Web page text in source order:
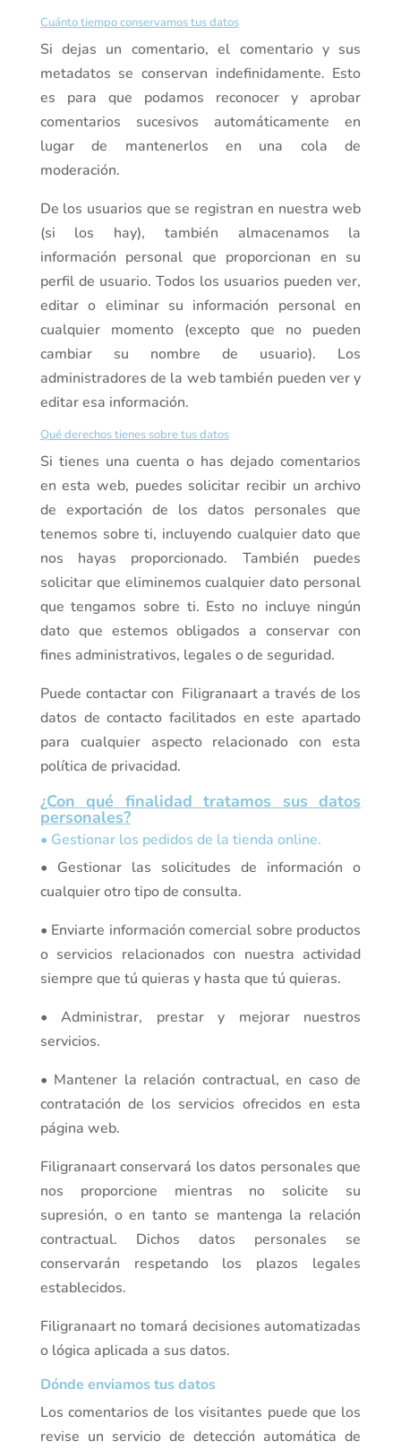
Cuánto tiempo conservamos tus datos
Si dejas un comentario, el comentario y sus
metadatos se conservan indefinidamente. Esto
es para que podamos reconocer y aprobar
comentarios sucesivos automáticamente en
lugar de mantenerlos en una cola de
moderación.
De los usuarios que se registran en nuestra web
(si los hay), también almacenamos la
información personal que proporcionan en su
perfil de usuario. Todos los usuarios pueden ver,
editar o eliminar su información personal en
cualquier momento (excepto que no pueden
cambiar su nombre de usuario). Los
administradores de la web también pueden ver y
editar esa información.
Qué derechos tienes sobre tus datos
Si tienes una cuenta o has dejado comentarios
en esta web, puedes solicitar recibir un archivo
de exportación de los datos personales que
tenemos sobre ti, incluyendo cualquier dato que
nos hayas proporcionado. También puedes
solicitar que eliminemos cualquier dato personal
que tengamos sobre ti. Esto no incluye ningún
dato que estemos obligados a conservar con
fines administrativos, legales o de seguridad.
Puede contactar con Filigranaart a través de los
datos de contacto facilitados en este apartado
para cualquier aspecto relacionado con esta
política de privacidad.
¿Con qué finalidad tratamos sus datos
personales?
• Gestionar los pedidos de la tienda online.
• Gestionar las solicitudes de información o
cualquier otro tipo de consulta.
• Enviarte información comercial sobre productos
o servicios relacionados con nuestra actividad
siempre que tú quieras y hasta que tú quieras.
• Administrar, prestar y mejorar nuestros
servicios.
• Mantener la relación contractual, en caso de
contratación de los servicios ofrecidos en esta
página web.
Filigranaart conservará los datos personales que
nos proporcione mientras no solicite su
supresión, o en tanto se mantenga la relación
contractual. Dichos datos personales se
conservarán respetando los plazos legales
establecidos.
Filigranaart no tomará decisiones automatizadas
o lógica aplicada a sus datos.
Dónde enviamos tus datos
Los comentarios de los visitantes puede que los
revise un servicio de detección automática de